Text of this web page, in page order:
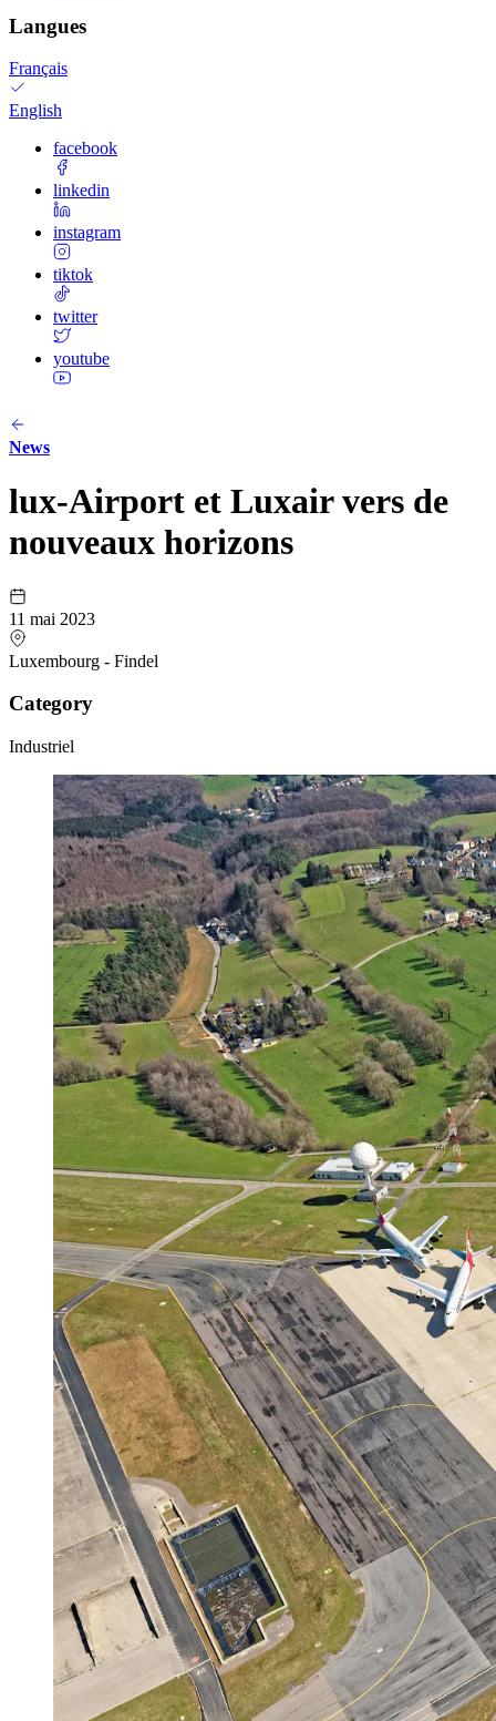
Langues
Français
English
facebook
linkedin
instagram
tiktok
twitter
youtube
News
lux-Airport et Luxair vers de
nouveaux horizons
11 mai 2023
Luxembourg - Findel
Category
Industriel